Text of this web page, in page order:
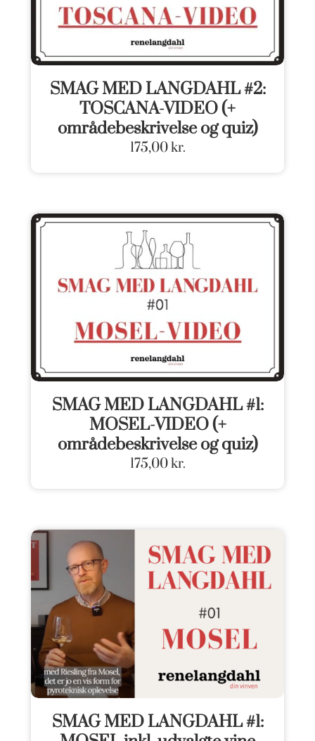
SMAG MED LANGDAHL #2:
TOSCANA-VIDEO (+
områdebeskrivelse og quiz)
175,00kr.
SMAG MED LANGDAHL #1:
MOSEL-VIDEO (+
områdebeskrivelse og quiz)
175,00kr.
SMAG MED LANGDAHL #1: